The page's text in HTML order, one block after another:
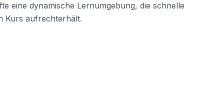
eine dynamische Lernumgebung, die schnelle
Kurs aufrechterhält.